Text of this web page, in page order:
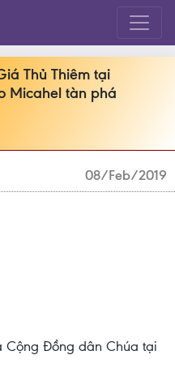
Thủ Thiêm tại
Micahel tàn phá
08/Feb/2019
Cộng Đồng dân Chúa tại